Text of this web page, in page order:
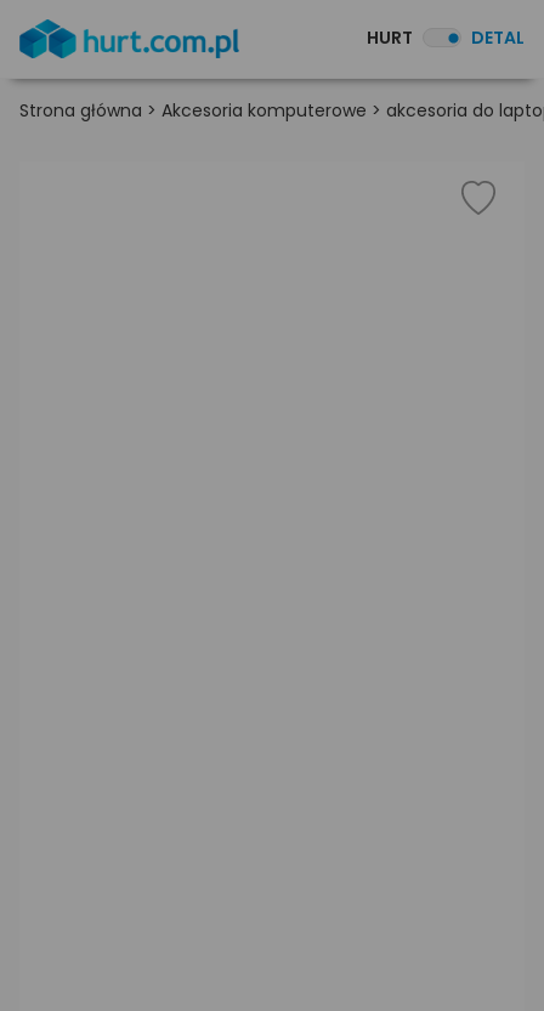
HURT DETAL
Strona główna > Akcesoria komputerowe > akcesoria do